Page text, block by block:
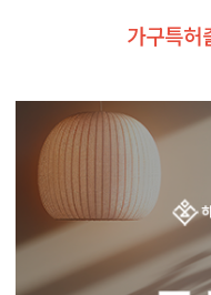
가구특허